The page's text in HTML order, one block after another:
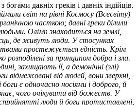
давніх греків і давніх індійців.
світ на рівні Космосу (Всесвіту)
часткою; давні греки ділили
Олімп знаходиться на землі,
де живуть люди. У стосунках
простежується єдність. Крім
розподілені за принципом добра і зла.
захищають її, а демонічні (злі)
відмежовані від людей, вони зверхні,
є одночасно носіями і доброго, й
чого очікувати від божеств. У
люди й боги протиставлені,